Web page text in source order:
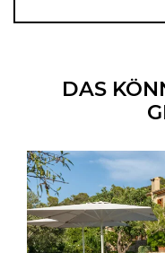
DAS